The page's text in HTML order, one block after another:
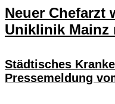
Neuer Chefarzt
Uniklinik Mainz
Städtisches
Pressemeldung